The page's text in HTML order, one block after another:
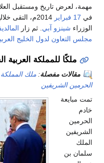
مهمة، لعرض تاريخ ومستقبل
في 17 فبراير
الوزراء شينزو آبي . ثم زار
مجلس التعاون لدول الخليج
ملكًا للمملكة العربية
مقالات مفصلة: ملك المملكة
الحرمين الشريفين
تمت مبايعة
خادم
الحرمين
الشريفين
الملك
سلمان بن